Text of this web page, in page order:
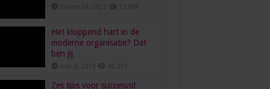
Het kloppend hart in de
moderne organisatie? Dat
ben jij…
Zes tips voor succesvol